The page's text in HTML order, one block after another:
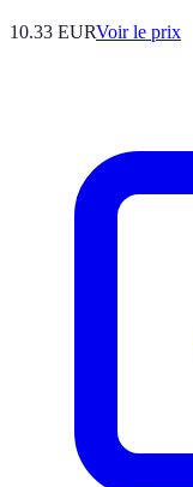
10.33 EURVoir le prix